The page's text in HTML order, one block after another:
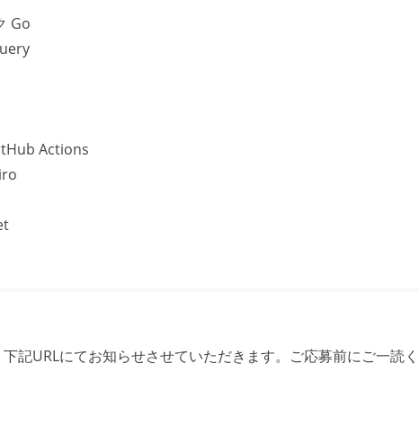
Go
Actions
記URLにてお知らせさせていただきます。ご応募前にご一読